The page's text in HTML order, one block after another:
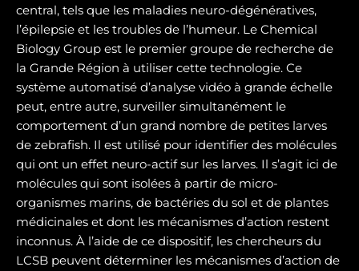
central, tels que les maladies neuro-dégénératives,
l’épilepsie et les troubles de l’humeur. Le Chemical
Biology Group est le premier groupe de recherche de
la Grande Région à utiliser cette technologie. Ce
système automatisé d’analyse vidéo à grande échelle
peut, entre autre, surveiller simultanément le
comportement d’un grand nombre de petites larves
de zebrafish. Il est utilisé pour identifier des molécules
qui ont un effet neuro-actif sur les larves. Il s’agit ici de
molécules qui sont isolées à partir de micro-
organismes marins, de bactéries du sol et de plantes
médicinales et dont les mécanismes d’action restent
inconnus. À l’aide de ce dispositif, les chercheurs du
LCSB peuvent déterminer les mécanismes d’action de